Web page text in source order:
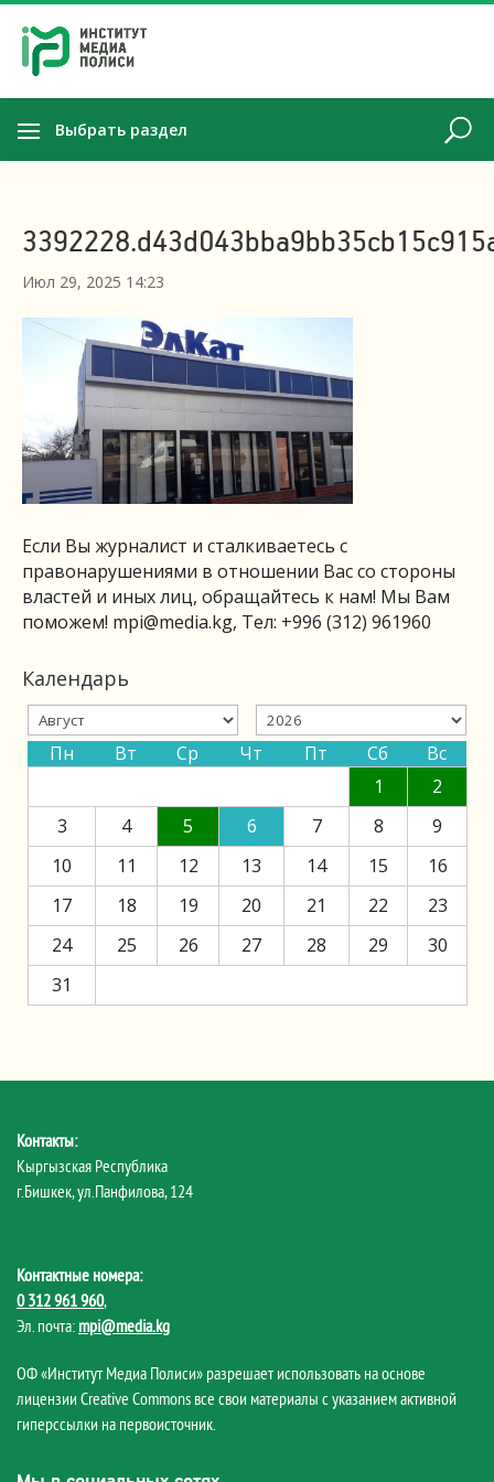
Выбрать раздел
Июл 29, 2025 14:23
Если Вы журналист и сталкиваетесь с
правонарушениями в отношении Вас со стороны
властей и иных лиц, обращайтесь к нам! Мы Вам
поможем! mpi@media.kg, Тел: +996 (312) 961960
Календарь
Пн Вт Ср Чт Пт Сб
Вс
1
2
3
4 5 6 7 8
9
10
11 12 13 14 15
16
17
18 19 20 21 22
23
24
25 26 27 28 29
30
31
Контакты:
Кыргызская Республика
г.Бишкек, ул.Панфилова, 124
Контактные номера:
0 312 961 960,
Эл. почта: mpi@media.kg
ОФ «Институт Медиа Полиси» разрешает использовать на основе
лицензии Creative Commons все свои материалы с указанием активной
гиперссылки на первоисточник.